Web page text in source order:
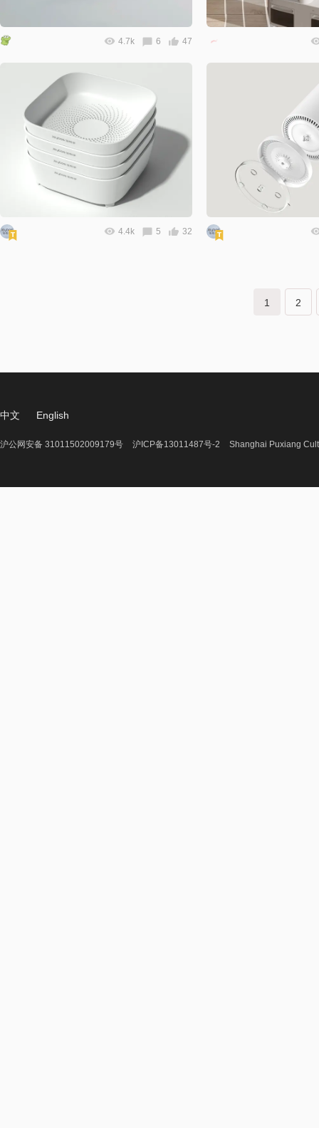
4.7k 6 47
4.4k 5 32
1 2
中文 English
沪公网安备 31011502009179号 沪ICP备13011487号-2 Shanghai Puxiang